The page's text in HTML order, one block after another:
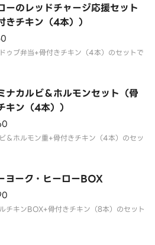
ーのレッドチャージ応援セット
きチキン（4本））
ゥブ弁当+骨付きチキン（4本）のセットで
ナカルビ＆ホルモンセット（骨
キン（4本））
＆ホルモン重+骨付きチキン（4本）のセッ
ヨーク・ヒーローBOX
チキンBOX+骨付きチキン（8本）のセット